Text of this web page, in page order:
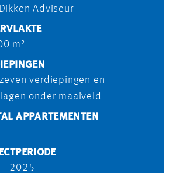
Adviseur
m²
verdiepingen en
onder maaiveld
APPARTEMENTEN
- 2025